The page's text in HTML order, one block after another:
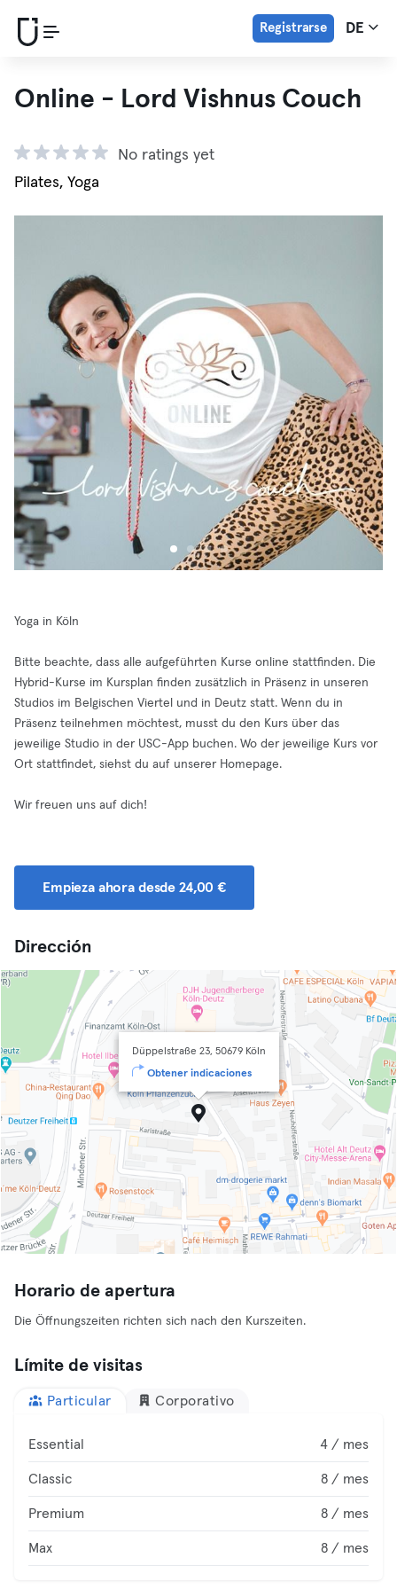
Registrarse DE
Online - Lord Vishnus Couch
No ratings yet
Pilates, Yoga
Yoga in Köln
Bitte beachte, dass alle aufgeführten Kurse online stattfinden. Die
Hybrid-Kurse im Kursplan finden zusätzlich in Präsenz in unseren
Studios im Belgischen Viertel und in Deutz statt. Wenn du in
Präsenz teilnehmen möchtest, musst du den Kurs über das
jeweilige Studio in der USC-App buchen. Wo der jeweilige Kurs vor
Ort stattfindet, siehst du auf unserer Homepage.
Wir freuen uns auf dich!
Empieza ahora desde 24,00 €
Dirección
Düppelstraße 23, 50679 Köln
Obtener indicaciones
Horario de apertura
Die Öffnungszeiten richten sich nach den Kurszeiten.
Límite de visitas
Particular Corporativo
Essential 4 / mes
Classic 8 / mes
Premium 8 / mes
Max 8 / mes